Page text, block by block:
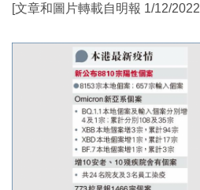
[文章和圖片轉載自明報 1/12/2022